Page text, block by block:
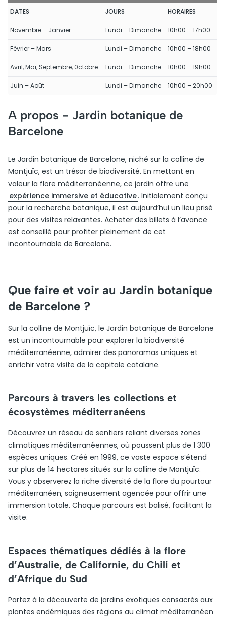
DATES JOURS HORAIRES
Novembre – Janvier Lundi – Dimanche 10h00 – 17h00
Février – Mars Lundi – Dimanche 10h00 – 18h00
Avril, Mai, Septembre, 0ctobre Lundi – Dimanche 10h00 – 19h00
Juin – Août Lundi – Dimanche 10h00 – 20h00
A propos - Jardin botanique de
Barcelone
Le Jardin botanique de Barcelone, niché sur la colline de
Montjuïc, est un trésor de biodiversité. En mettant en
valeur la flore méditerranéenne, ce jardin offre une
expérience immersive et éducative. Initialement conçu
pour la recherche botanique, il est aujourd’hui un lieu prisé
pour des visites relaxantes. Acheter des billets à l’avance
est conseillé pour profiter pleinement de cet
incontournable de Barcelone.
Que faire et voir au Jardin botanique
de Barcelone ?
Sur la colline de Montjuïc, le Jardin botanique de Barcelone
est un incontournable pour explorer la biodiversité
méditerranéenne, admirer des panoramas uniques et
enrichir votre visite de la capitale catalane.
Parcours à travers les collections et
écosystèmes méditerranéens
Découvrez un réseau de sentiers reliant diverses zones
climatiques méditerranéennes, où poussent plus de 1 300
espèces uniques. Créé en 1999, ce vaste espace s’étend
sur plus de 14 hectares situés sur la colline de Montjuïc.
Vous y observerez la riche diversité de la flore du pourtour
méditerranéen, soigneusement agencée pour offrir une
immersion totale. Chaque parcours est balisé, facilitant la
visite.
Espaces thématiques dédiés à la flore
d’Australie, de Californie, du Chili et
d’Afrique du Sud
Partez à la découverte de jardins exotiques consacrés aux
plantes endémiques des régions au climat méditerranéen